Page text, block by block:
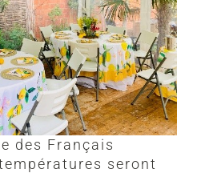
des Français
seront